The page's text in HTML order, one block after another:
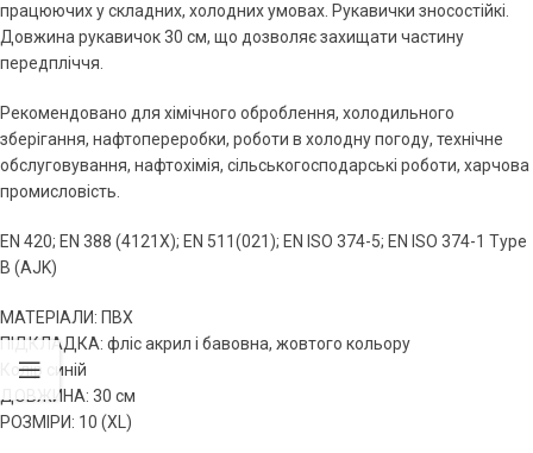
працюючих у складних, холодних умовах. Рукавички зносостійкі.
Довжина рукавичок 30 см, що дозволяє захищати частину
передпліччя.
Рекомендовано для хімічного оброблення, холодильного
зберігання, нафтопереробки, роботи в холодну погоду, технічне
обслуговування, нафтохімія, сільськогосподарські роботи, харчова
промисловість.
EN 420; EN 388 (4121Х); EN 511(021); EN ISO 374-5; EN ISO 374-1 Type
B (AJK)
МАТЕРІАЛИ: ПВХ
ПІДКЛАДКА: фліс акрил і бавовна, жовтого кольору
Колір синій
ДОВЖИНА: 30 см
РОЗМІРИ: 10 (XL)